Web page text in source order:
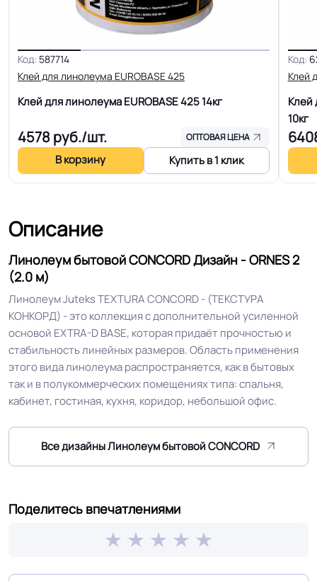
3.8 мм
Область применения
Для пола, Для дома, Для офиса,
Для модульных зданий, Для
теплого пола, Для квартиры, Для
строителей, Для магазинов, Для
жилых зон, Для спальни, Для
детской
Класс горючести
КМ 5 по ФЗ 123 от 22.07.2008г, где
В3, Д3, Т3, РП2
Класс 23/31 кл.
Устойчивость к химии Отличная
Особенности
коллекции
Двойная основа EXTRA TEXTILE и
полное отсутствие усадки
Защитный слой 0.35 мм (350) мкм
рабочего слоя
Код: 587714
Клей для линолеума EUROBASE 425
Клей для линолеума EUROBASE 42514кг
4578руб./шт. ОПТОВАЯ ЦЕНА
В корзину Купить в 1 клик
Код:
Клей
Клей
10кг
Описание
Линолеум бытовой CONCORD Дизайн - ORNES 2
(2.0 м)
Линолеум Juteks TEXTURA CONCORD - (ТЕКСТУРА
КОНКОРД) - это коллекция с дополнительной усиленной
основой EXTRA-D BASE, которая придаёт прочностью и
стабильность линейных размеров. Область применения
этого вида линолеума распространяется, как в бытовых
так и в полукоммерческих помещениях типа: спальня,
кабинет, гостиная, кухня, коридор, небольшой офис.
Все дизайны Линолеум бытовой CONCORD
Поделитесь впечатлениями